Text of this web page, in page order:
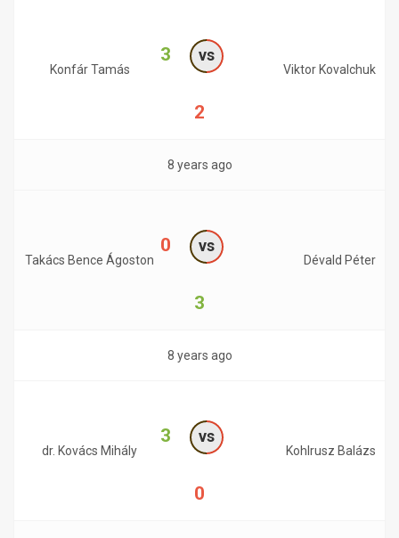
Konfár Tamás
3 vs
2
Viktor Kovalchuk
8 years ago
Takács Bence Ágoston
0 vs
3
Dévald Péter
8 years ago
dr. Kovács Mihály
3 vs
0
Kohlrusz Balázs